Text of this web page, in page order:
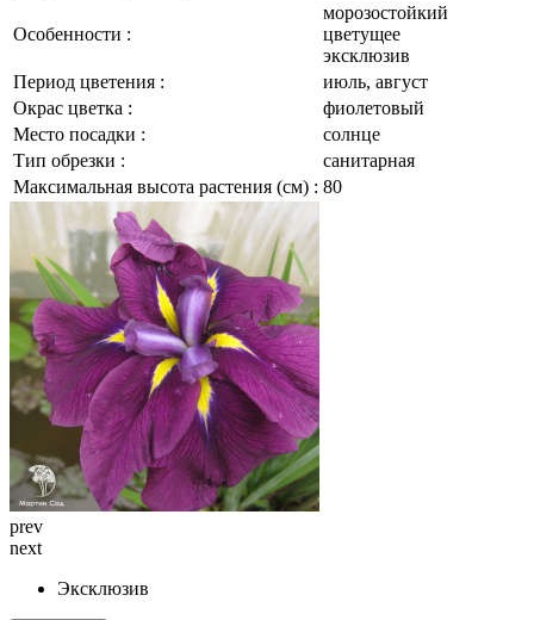
Особенности :
морозостойкий
цветущее
эксклюзив
Период цветения :
июль, август
Окрас цветка :
фиолетовый
Место посадки :
солнце
Тип обрезки :
санитарная
Максимальная высота растения (см) : 80
prev
next
Эксклюзив